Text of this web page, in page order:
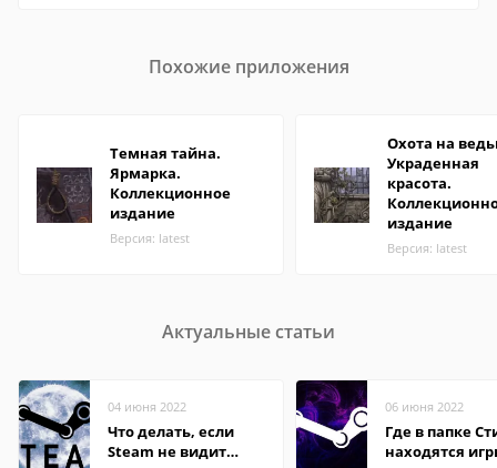
Похожие приложения
Темная тайна.
Ярмарка.
Коллекционное
издание
Версия: latest
Охота на
Украденная
красота.
издание
Версия: latest
Актуальные статьи
04 июня 2022
Что делать, если
Steam не видит
06 июня 2022
Где в папке
находятся